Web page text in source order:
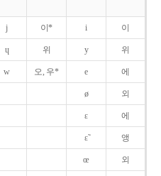
j 이* i 이
ɥ 위 y 위
w 오, 우* e 에
ø 외
ɛ 에
ɛ̃ 앵
œ 외